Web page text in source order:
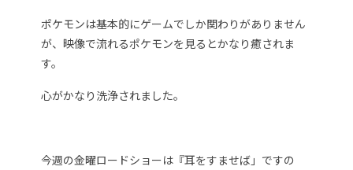
ポケモンは基本的にゲームでしか関わりがありません
が、映像で流れるポケモンを見るとかなり癒されま
す。
心がかなり洗浄されました。
今週の金曜ロードショーは『耳をすませば」ですの